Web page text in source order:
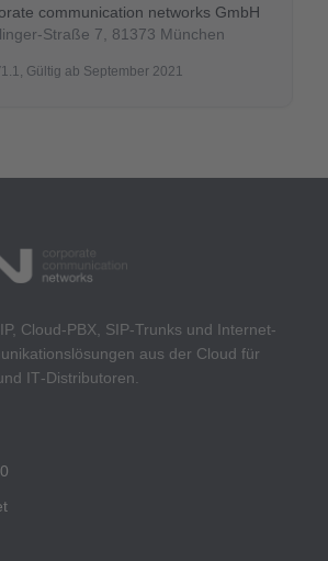
communication networks GmbH
Straße 7, 81373 München
Gültig ab September 2021
Cloud-PBX, SIP-Trunks und Internet-
aus der Cloud für
IT‑Distributoren.